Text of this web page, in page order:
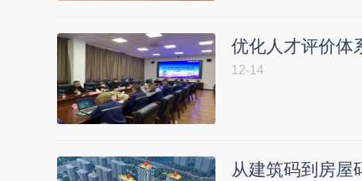
优化人才评价体
12-14
从建筑码到房屋